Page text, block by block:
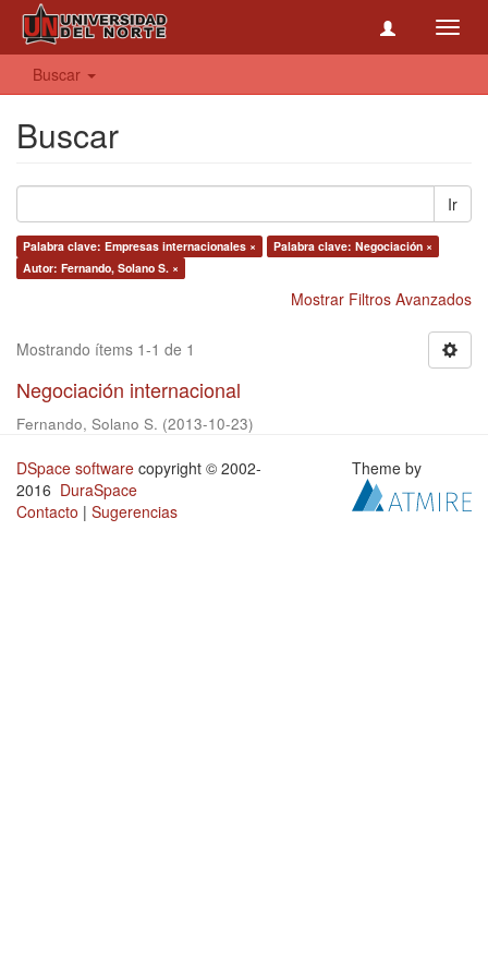
Buscar
Buscar
Ir
Palabra clave: Empresas internacionales ×
Palabra clave: Negociación ×
Autor: Fernando, Solano S. ×
Mostrar Filtros Avanzados
Mostrando ítems 1-1 de 1
Negociación internacional
Fernando, Solano S. (2013-10-23)
DSpace software copyright © 2002-
2016 DuraSpace
Contacto | Sugerencias
Theme by